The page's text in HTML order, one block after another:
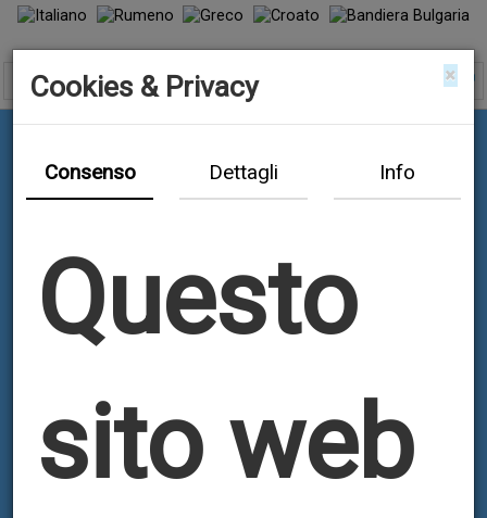
×
Cookies & Privacy
Consenso Dettagli Info
Questo
sito web